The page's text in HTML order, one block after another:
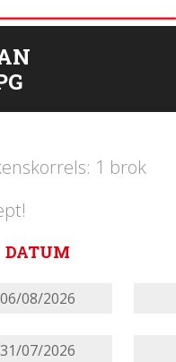
1 brok
DATUM
06/08/2026
31/07/2026